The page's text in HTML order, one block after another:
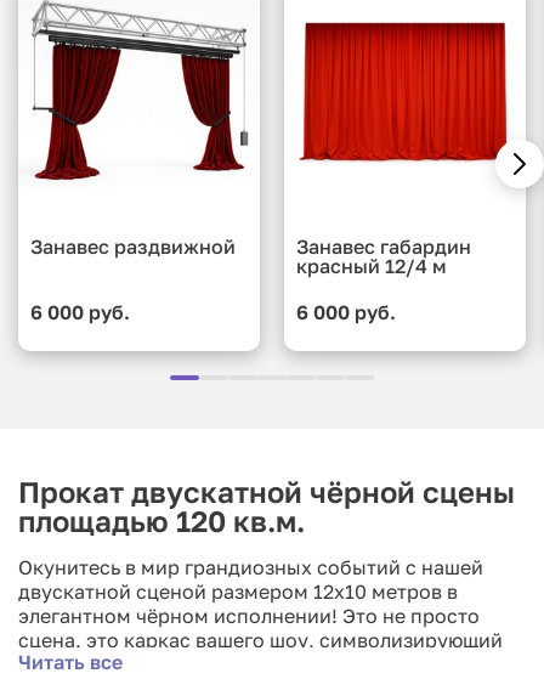
Занавес раздвижной
6 000 руб.
Занавес габардин
красный 12/4 м
6 000 руб.
Прокат двускатной чёрной сцены
площадью 120 кв.м.
Окунитесь в мир грандиозных событий с нашей
двускатной сценой размером 12x10 метров в
элегантном чёрном исполнении! Это не просто
сцена, это каркас вашего шоу, символизирующий
изысканность и стиль. Чёрный цвет воплощает
Читать все